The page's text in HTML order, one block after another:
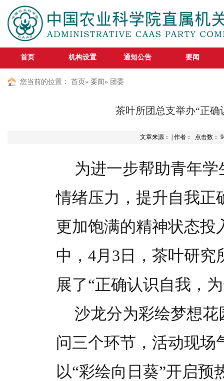
首页 机构设置 通知公告 要闻
您当前的位置： 首页 » 要闻 » 团委
茶叶所团总支举办“正
文章来源： | 作者： 点击数：
为进一步帮助青年
情绪压力，提升自我正
更加饱满的精神状态投
中，4月3日，茶叶研
展了“正确认识自我，
沙龙分为彩绘梦想
问三个环节，活动现场
以“彩绘向日葵”开启预